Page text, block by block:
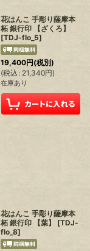
花はんこ 手彫り薩摩本
柘 銀行印 【ざくろ】
[TDJ-flo_5]
19,400円(税別)
(税込 : 21,340円)
在庫あり
花はんこ 手彫り薩摩本
柘 銀行印 【葉】
[TDJ-
flo_8]